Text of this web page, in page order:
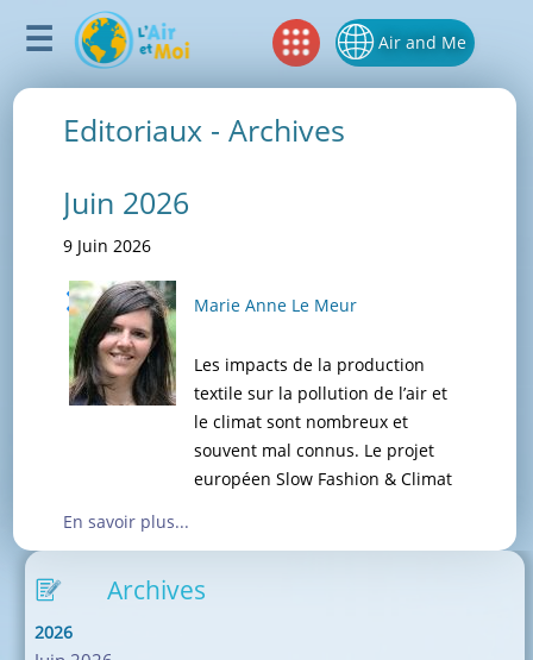
Air and Me
Editoriaux - Archives
Juin 2026
9 Juin 2026
Marie Anne Le Meur
Les impacts de la production
textile sur la pollution de l’air et
le climat sont nombreux et
souvent mal connus. Le projet
européen Slow Fashion & Climat
En savoir plus...
Anne
Meur
Archives
2026